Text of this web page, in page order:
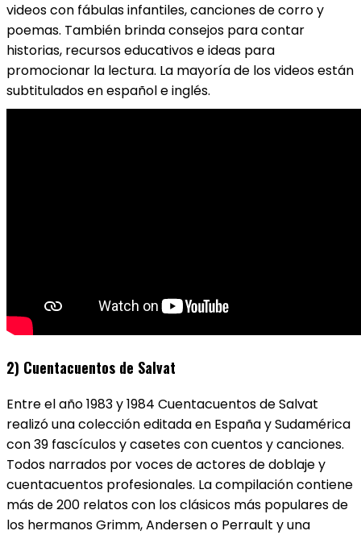
videos con fábulas infantiles, canciones de corro y
poemas. También brinda consejos para contar
historias, recursos educativos e ideas para
promocionar la lectura. La mayoría de los videos están
subtitulados en español e inglés.
2) Cuentacuentos de Salvat
Entre el año 1983 y 1984 Cuentacuentos de Salvat
realizó una colección editada en España y Sudamérica
con 39 fascículos y casetes con cuentos y canciones.
Todos narrados por voces de actores de doblaje y
cuentacuentos profesionales. La compilación contiene
más de 200 relatos con los clásicos más populares de
los hermanos Grimm, Andersen o Perrault y una